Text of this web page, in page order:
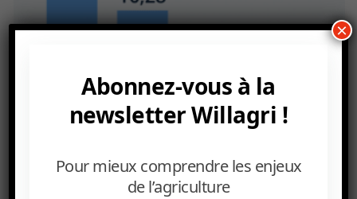
Abonnez-vous à la
newsletter Willagri !
Pour mieux comprendre les enjeux
de l’agriculture
×